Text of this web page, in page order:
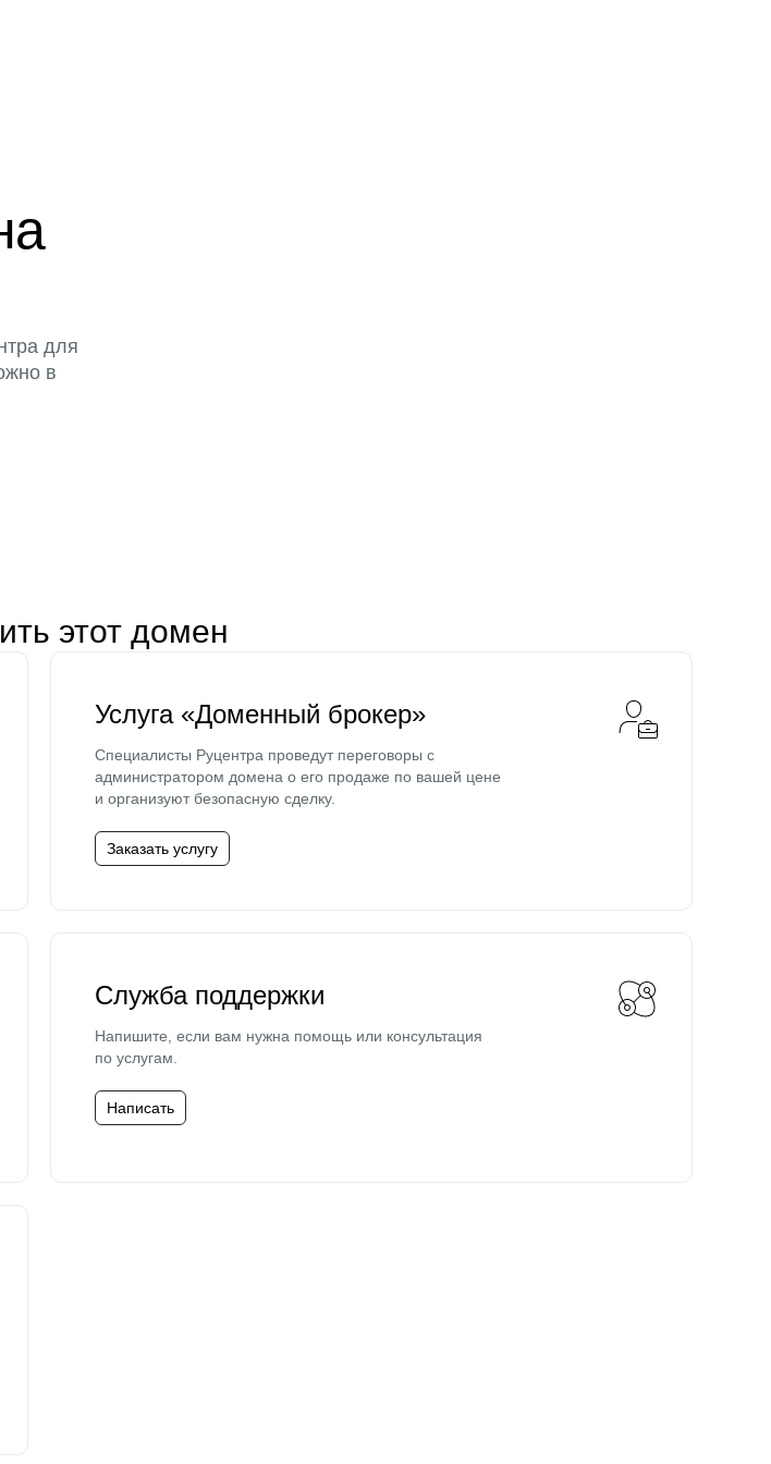
для
в
этот домен
Услуга «Доменный брокер»
Специалисты Руцентра проведут переговоры с
администратором домена о его продаже по вашей цене
и организуют безопасную сделку.
Заказать услугу
Служба поддержки
Напишите, если вам нужна помощь или консультация
по услугам.
Написать